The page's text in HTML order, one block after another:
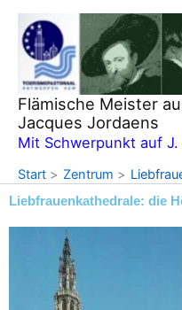
Zum
Inhalt
springen
Flämische Meister
Jacques Jordaens
Mit Schwerpunkt auf
Start Zentrum
Liebfrauenkathedrale: die